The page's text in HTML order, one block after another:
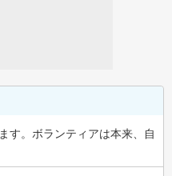
す。ボランティアは本来、自